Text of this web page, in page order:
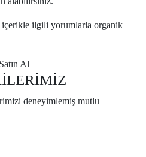
içerikle ilgili yorumlarla organik
deneyimlemiş mutlu